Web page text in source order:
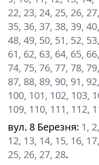
22, 23, 24, 25, 26,
35, 36, 37, 38, 39,
48, 49, 50, 51, 52,
61, 62, 63, 64, 65,
74, 75, 76, 77, 78,
87, 88, 89, 90, 91,
100, 101, 102, 103,
109, 110, 111, 112,
вул. 8 Березня: 1,
12, 13, 14, 15, 16,
25, 26, 27, 28.